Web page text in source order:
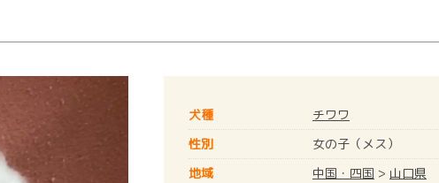
犬種
チワワ
性別
女の子（メス）
地域
中国・四国 > 山口県